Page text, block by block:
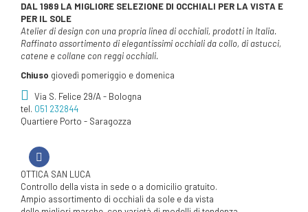
DAL 1989 LA MIGLIORE SELEZIONE DI OCCHIALI PER LA VISTA E
PER IL SOLE
Atelier di design con una propria linea di occhiali, prodotti in Italia.
Raffinato assortimento di elegantissimi occhiali da collo, di astucci,
catene e collane con reggi occhiali.
Chiuso giovedì pomeriggio e domenica
Via S. Felice 29/A - Bologna
tel. 051 232844
Quartiere Porto - Saragozza
OTTICA SAN LUCA
Controllo della vista in sede o a domicilio gratuito.
Ampio assortimento di occhiali da sole e da vista